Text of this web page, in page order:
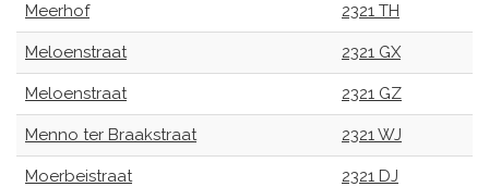
Meerhof 2321 TH
Meloenstraat 2321 GX
Meloenstraat 2321 GZ
Menno ter Braakstraat 2321 WJ
Moerbeistraat 2321 DJ